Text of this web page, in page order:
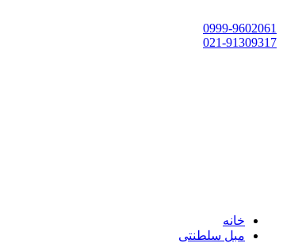
0999-9602061
021-91309317
خانه
مبل سلطنتی